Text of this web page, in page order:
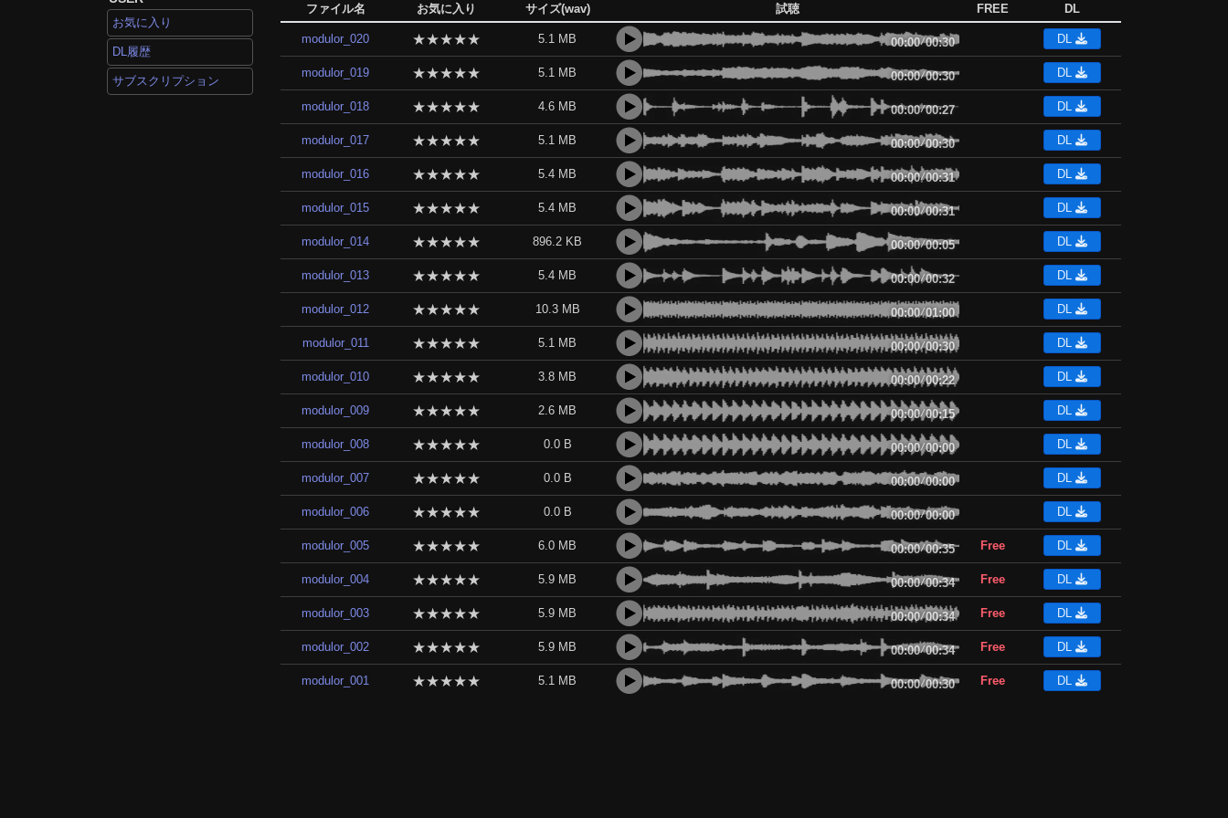
お気に入り
DL履歴
サブスクリプション
ファイル名 お気に入り サイズ(wav) 試聴 FREE DL
modulor_020 ★★★★★ 5.1 MB 00:00/00:30 DL
modulor_019 ★★★★★ 5.1 MB 00:00/00:30 DL
modulor_018 ★★★★★ 4.6 MB 00:00/00:27 DL
modulor_017 ★★★★★ 5.1 MB 00:00/00:30 DL
modulor_016 ★★★★★ 5.4 MB 00:00/00:31 DL
modulor_015 ★★★★★ 5.4 MB 00:00/00:31 DL
modulor_014 ★★★★★ 896.2 KB 00:00/00:05 DL
modulor_013 ★★★★★ 5.4 MB 00:00/00:32 DL
modulor_012 ★★★★★ 10.3 MB 00:00/01:00 DL
modulor_011 ★★★★★ 5.1 MB 00:00/00:30 DL
modulor_010 ★★★★★ 3.8 MB 00:00/00:22 DL
modulor_009 ★★★★★ 2.6 MB 00:00/00:15 DL
modulor_008 ★★★★★ 0.0 B 00:00/00:00 DL
modulor_007 ★★★★★ 0.0 B 00:00/00:00 DL
modulor_006 ★★★★★ 0.0 B 00:00/00:00 DL
modulor_005 ★★★★★ 6.0 MB 00:00/00:35 Free DL
modulor_004 ★★★★★ 5.9 MB 00:00/00:34 Free DL
modulor_003 ★★★★★ 5.9 MB 00:00/00:34 Free DL
modulor_002 ★★★★★ 5.9 MB 00:00/00:34 Free DL
modulor_001 ★★★★★ 5.1 MB 00:00/00:30 Free DL